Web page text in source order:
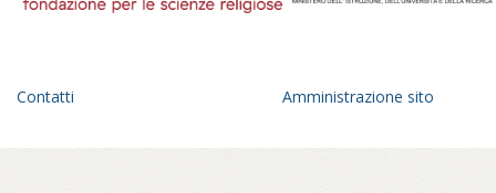
Contatti Amministrazione sito